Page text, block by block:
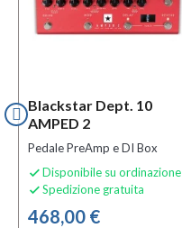
Blackstar Dept. 10
AMPED 2
Pedale PreAmp e DI Box
 Disponibile su ordinazione
 Spedizione gratuita
468,00 €